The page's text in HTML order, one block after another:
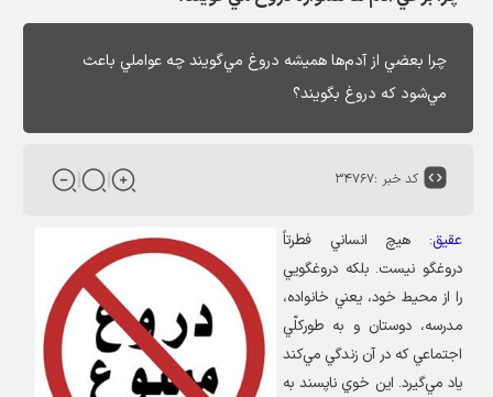
چرا بعضي از آدم‌ها هميشه دروغ مي‌گويند چه عواملي باعث
مي‌شود كه دروغ بگويند؟
کد خبر :۳۴۷۶۷
عقیق:
هيچ انساني فطرتاً
دروغگو نيست. بلكه دروغگويي
را از محيط خود، يعني خانواده،
مدرسه، دوستان و به طوركلّي
اجتماعي كه در آن زندگي مي‌كند
ياد مي‌گيرد. اين خوي ناپسند به